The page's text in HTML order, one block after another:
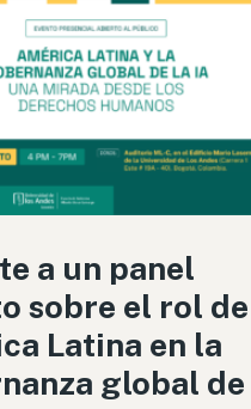
a un panel
sobre el rol de
Latina en la
global de